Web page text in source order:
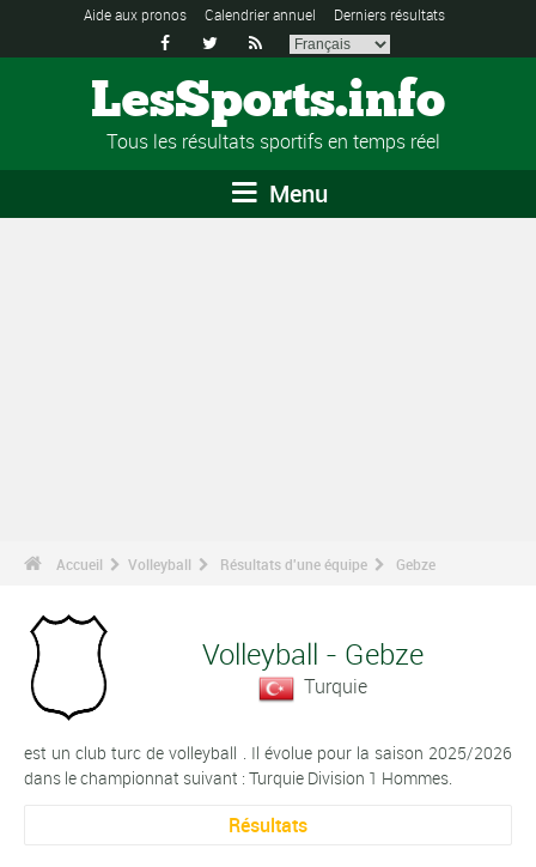
Aide aux pronos Calendrier annuel Derniers résultats
  
LesSports.info
Tous les résultats sportifs en temps réel
Menu
Accueil Volleyball Résultats d'une équipe Gebze
Volleyball - Gebze
Turquie
est un club turc de volleyball . Il évolue pour la saison 2025/2026
dans le championnat suivant : Turquie Division 1 Hommes.
Résultats